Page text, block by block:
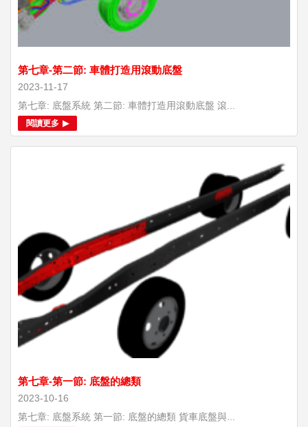
第七章-第二節: 車體打造用滾動底盤
2023-11-17
第七章: 底盤系統 第二節: 車體打造用滾動底盤 滾...
閱讀更多
第七章-第一節: 底盤的總類
2023-10-16
第七章: 底盤系統 第一節: 底盤的總類 貨車底盤與...